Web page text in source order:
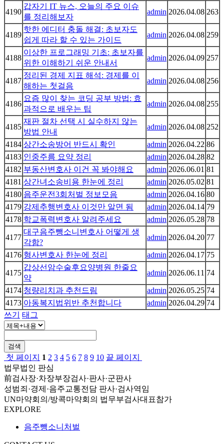
4190
갑자기 IT 뉴스, 오늘의 주요 이슈
를 정리해보자
admin 2026.04.08 263
4189
핫한 에디터 충돌 해결: 초보자도
쉽게 따라 할 수 있는 가이드
admin 2026.04.08 259
4188
이상한 프로그래밍 기초: 초보자를
위한 이해하기 쉬운 안내서
admin 2026.04.09 257
4187
정리된 경제 지표 해석: 경제를 이
해하는 첫걸음
admin 2026.04.08 256
4186
요즘 많이 찾는 코딩 공부 방법: 효
과적으로 배우는 팁
admin 2026.04.08 255
4185
재판 절차 선택 시 실수하지 않는
방법 안내
admin 2026.04.08 252
4184 상간소송방어 반드시 확인 admin 2026.04.22 86
4183 인중주름 요약 정리 admin 2026.04.28 82
4182 부동산변호사 이건 꼭 봐야해요 admin 2026.06.01 81
4181 상간녀소송비용 한눈에 정리 admin 2026.05.02 81
4180 음주운전3회처벌 정보모음 admin 2026.04.16 80
4179 강제추행변호사 이것만 알면 됨 admin 2026.04.14 79
4178 학교폭력변호사 알려주세요 admin 2026.05.28 78
4177
대구음주뺑소니변호사 어떻게 생
각함?
admin 2026.04.20 77
4176 형사변호사 한눈에 정리 admin 2026.04.17 75
4175
갑상선암수술후요양병원 한줄요
약
admin 2026.06.11 74
4174 청량리치과 추천드림 admin 2026.05.25 74
4173 아동복지법위반 추천합니다 admin 2026.04.29 74
쓰기
태그
검색
첫 페이지 1 2 3 4 5 6 7 8 9 10 끝 페이지
법무법인 판심
前검사장·차장부장검사·판사·군판사
성범죄·경제·음주교통전담 판사·검사역임
UN마약회의/방콕마약회의 법무부검사대표참가
EXPLORE
음주뺑소니처벌